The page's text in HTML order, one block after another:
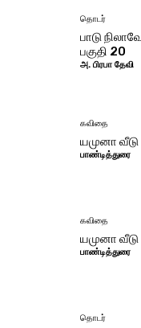
தொடர்
பாடு
பகுதி 20
அ. பிரபா தேவி
கவிதை
யமுனா
பாண்டித்துரை
கவிதை
யமுனா
பாண்டித்துரை
தொடர்